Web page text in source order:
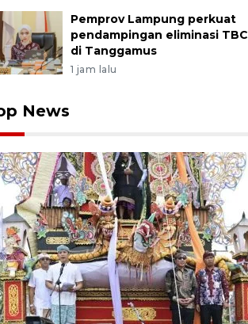
Pemprov Lampung perkuat
pendampingan eliminasi TBC
di Tanggamus
1 jam lalu
News